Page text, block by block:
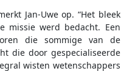
Jan-Uwe op. “Het bleek
missie werd bedacht. Een
die sommige van de
die door gespecialiseerde
wisten wetenschappers